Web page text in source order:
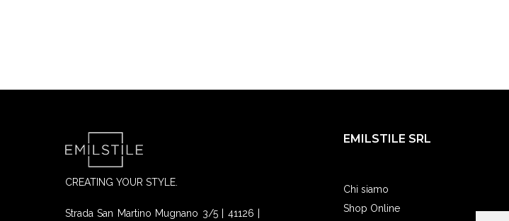
CREATING YOUR STYLE.
Strada San Martino Mugnano 3/5 | 41126 |
EMILSTILE SRL
Chi siamo
Shop Online